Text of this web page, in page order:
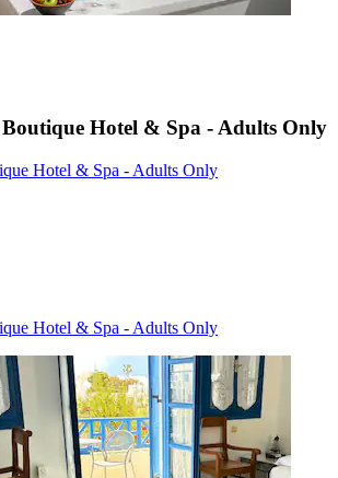
Hotel & Spa - Adults Only
Hotel & Spa - Adults Only
Hotel & Spa - Adults Only